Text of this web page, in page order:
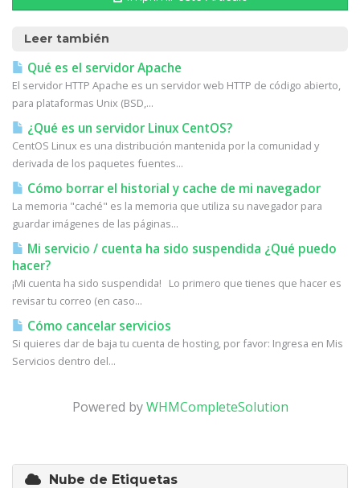
Leer también
Qué es el servidor Apache
El servidor HTTP Apache es un servidor web HTTP de código abierto,
para plataformas Unix (BSD,...
¿Qué es un servidor Linux CentOS?
CentOS Linux es una distribución mantenida por la comunidad y
derivada de los paquetes fuentes...
Cómo borrar el historial y cache de mi navegador
La memoria "caché" es la memoria que utiliza su navegador para
guardar imágenes de las páginas...
Mi servicio / cuenta ha sido suspendida ¿Qué puedo
hacer?
¡Mi cuenta ha sido suspendida! Lo primero que tienes que hacer es
revisar tu correo (en caso...
Cómo cancelar servicios
Si quieres dar de baja tu cuenta de hosting, por favor: Ingresa en Mis
Servicios dentro del...
Powered byWHMCompleteSolution
Nube de Etiquetas